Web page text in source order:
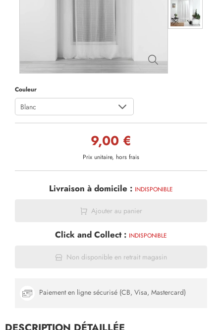
Couleur
Blanc
9,00 €
Prix unitaire, hors frais
Livraison à domicile : INDISPONIBLE
Ajouter au panier
Click and Collect : INDISPONIBLE
Non disponible en retrait magasin
Paiement en ligne sécurisé (CB, Visa, Mastercard)